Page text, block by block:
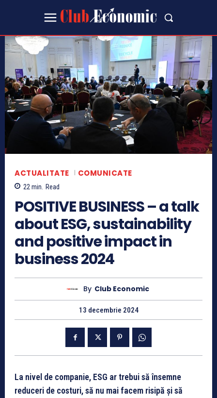
ACTUALITATE COMUNICATE
22 min. Read
POSITIVE BUSINESS – a talk
about ESG, sustainability
and positive impact in
business 2024
By Club Economic
13 decembrie 2024
La nivel de companie, ESG ar trebui să însemne
reduceri de costuri, să nu mai facem risipă și să